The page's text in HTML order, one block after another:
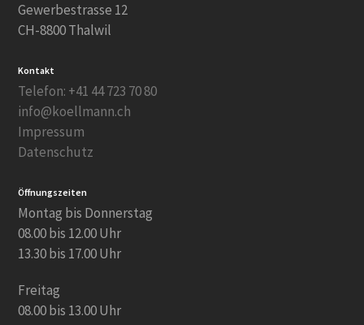
Gewerbestrasse 12
CH-8800 Thalwil
Kontakt
Telefon: +41 44 723 70 80
info@koellmann.ch
Impressum
Datenschutz
Öffnungszeiten
Montag bis Donnerstag
08.00 bis 12.00 Uhr
13.30 bis 17.00 Uhr
Freitag
08.00 bis 13.00 Uhr